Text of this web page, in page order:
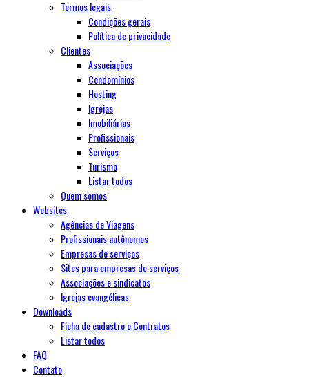
Termos legais
Condições gerais
Política de privacidade
Clientes
Associações
Condomínios
Hosting
Igrejas
Imobiliárias
Profissionais
Serviços
Turismo
Listar todos
Quem somos
Websites
Agências de Viagens
Profissionais autônomos
Empresas de serviços
Sites para empresas de serviços
Associações e sindicatos
Igrejas evangélicas
Downloads
Ficha de cadastro e Contratos
Listar todos
FAQ
Contato